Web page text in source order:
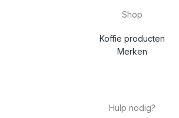
Shop
Koffie producten
Merken
Hulp nodig?